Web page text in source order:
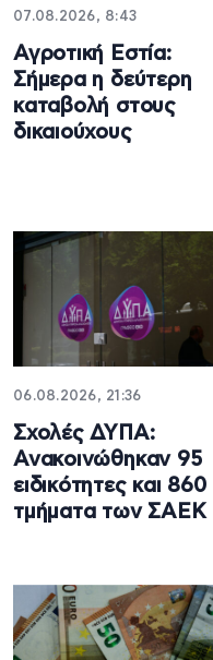
07.08.2026, 8:43
Αγροτική Εστία:
Σήμερα η δεύτερη
καταβολή στους
δικαιούχους
06.08.2026, 21:36
Σχολές ΔΥΠΑ:
Ανακοινώθηκαν 95
ειδικότητες και 860
τμήματα των ΣΑΕΚ